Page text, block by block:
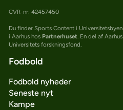
CVR-nr: 42457450
Du finder Sports Content i Universitetsbyen
i Aarhus hos Partnerhuset. En del af Aarhus
Universitets forskningsfond.
Fodbold
Fodbold nyheder
Seneste nyt
Kampe